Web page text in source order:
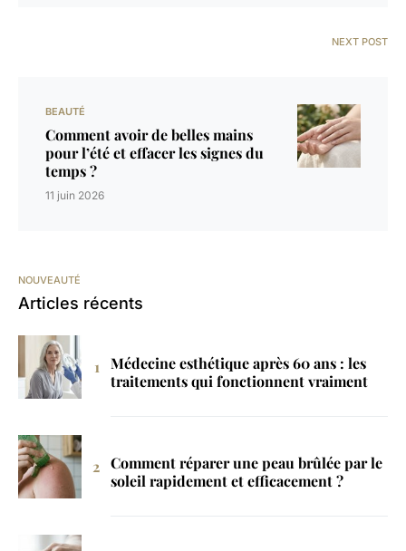
NEXT POST
BEAUTÉ
Comment avoir de belles mains
pour l’été et effacer les signes du
temps ?
11 juin 2026
NOUVEAUTÉ
Articles récents
Médecine esthétique après 60 ans : les
traitements qui fonctionnent vraiment
Comment réparer une peau brûlée par le
soleil rapidement et efficacement ?